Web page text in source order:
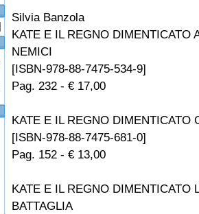
Silvia Banzola
KATE E IL REGNO DIMENTICATO
NEMICI
[ISBN-978-88-7475-534-9]
Pag. 232 - € 17,00
KATE E IL REGNO DIMENTICATO
[ISBN-978-88-7475-681-0]
Pag. 152 - € 13,00
KATE E IL REGNO DIMENTICATO
BATTAGLIA